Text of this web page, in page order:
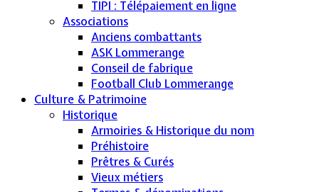
TIPI : Télépaiement en ligne
Associations
Anciens combattants
ASK Lommerange
Conseil de fabrique
Football Club Lommerange
Culture & Patrimoine
Historique
Armoiries & Historique du nom
Préhistoire
Prêtres & Curés
Vieux métiers